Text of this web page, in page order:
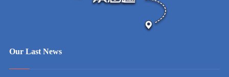
Our Last News